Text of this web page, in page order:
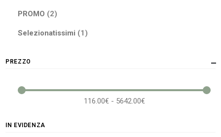
PROMO 2
elementi
Selezionatissimi 1
elemento
PREZZO
116.00€ - 5642.00€
IN EVIDENZA